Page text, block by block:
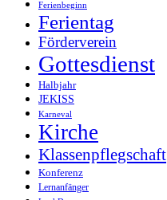
Ferienbeginn
Ferientag
Förderverein
Gottesdienst
Halbjahr
JEKISS
Karneval
Kirche
Klassenpflegschaft
Konferenz
Lernanfänger